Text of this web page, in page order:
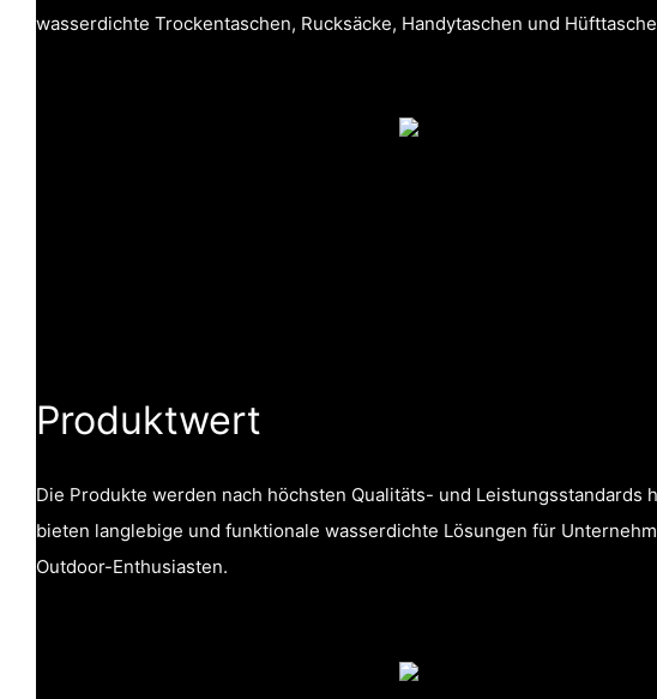
wasserdichte Trockentaschen, Rucksäcke, Handytaschen und
Produktwert
Die Produkte werden nach höchsten Qualitäts- und Leistungsstandards
bieten langlebige und funktionale wasserdichte Lösungen für
Outdoor-Enthusiasten.